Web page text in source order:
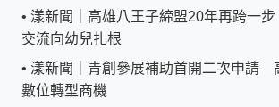
• 漾新聞｜高雄八王子締盟20年再跨一
交流向幼兒扎根
• 漾新聞｜青創參展補助首開二次申請
數位轉型商機